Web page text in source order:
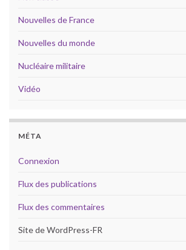
Nouvelles de France
Nouvelles du monde
Nucléaire militaire
Vidéo
MÉTA
Connexion
Flux des publications
Flux des commentaires
Site de WordPress-FR